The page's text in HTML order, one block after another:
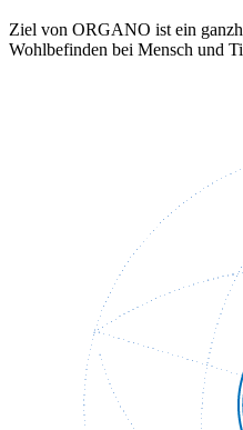
Ziel von ORGANO ist ein
Wohlbefinden bei Mensch und